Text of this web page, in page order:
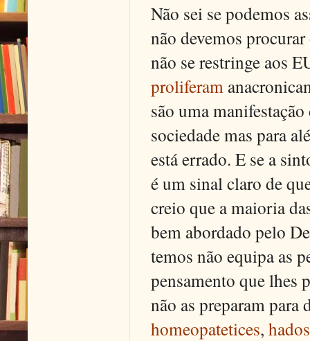
Não sei se podemos
não devemos
não se restringe aos
proliferam
são uma
sociedade mas para
está errado. E se a
é um sinal claro de
creio que a maioria
bem abordado pelo
temos não equipa as
pensamento que
não as preparam
homeopatetices, hados